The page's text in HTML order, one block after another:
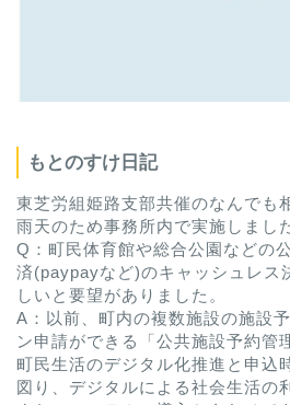
もとのすけ日記
東芝労組姫路支部共催のなんでも
雨天のため事務所内で実施しまし
Q：町民体育館や総合公園などの
済(paypayなど)のキャッシュレス
しいと要望がありました。
A：以前、町内の複数施設の施設
ン申請ができる「公共施設予約管
町民生活のデジタル化推進と申込
図り、デジタルによる社会生活の